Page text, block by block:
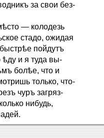
за свои без-
— колодезь
стадо, ожидая
пойдутъ
и я туда вы-
болѣе, что и
только, что-
чуръ загряз-
нибудь,